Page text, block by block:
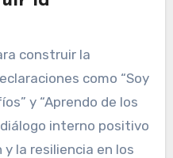
construir la
como “Soy
y “Aprendo de los
interno positivo
la resiliencia en los